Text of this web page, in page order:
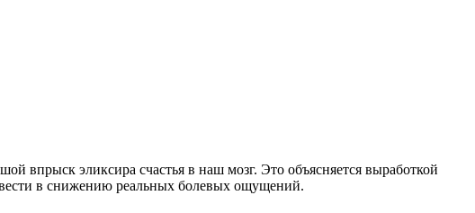
впрыск эликсира счастья в наш мозг. Это объясняется выработкой
в снижению реальных болевых ощущений.